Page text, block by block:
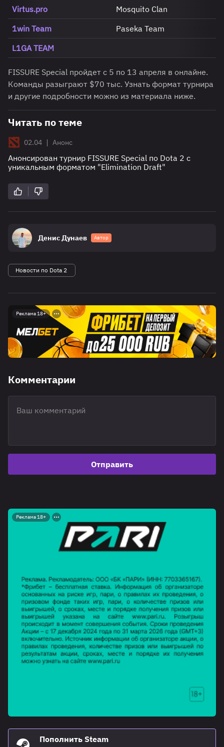
Virtus.pro
Mosquito Clan
1win Team
Paseka Team
L1GA TEAM
FISSURE Special пройдет с 5 по 13 апреля в онлайне.
Команды разыграют $70 тыс. Узнать формат турнира
и другие подробности можно из материала ниже.
Читать по теме
02.04 | Анонс
Анонсирован турнир FISSURE Special по Dota 2 с
уникальным форматом "Elimination Draft"
Денис Дунаев Автор
Новости по Dota 2
Реклама 18+
Комментарии
Отправить
Реклама 18+
Пополнить Steam